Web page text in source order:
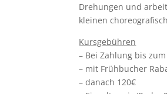
Drehungen und
kleinen
Kursgebühren
– Bei Zahlung bis
– mit Frühbucher
– danach 120€